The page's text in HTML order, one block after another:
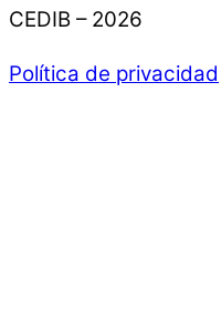
CEDIB – 2026
Política de privacidad